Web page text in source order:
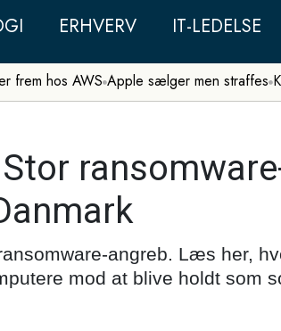
ERHVERV IT-LEDELSE
frem hos AWS Apple sælger men straffes
Stor
angreb. Læs her,
mod at blive holdt som